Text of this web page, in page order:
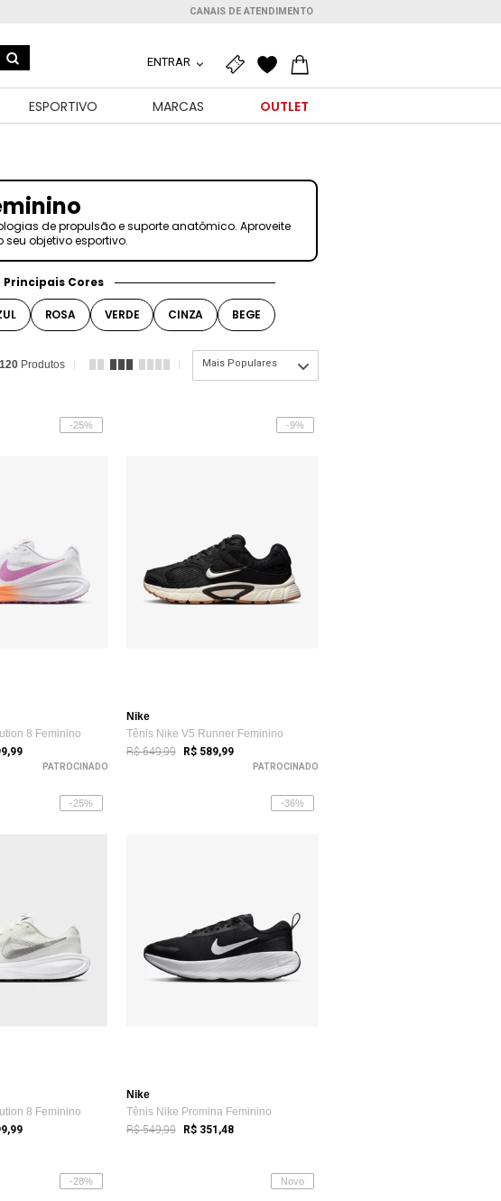
CANAIS DE ATENDIMENTO
ENTRAR
ESPORTIVO MARCAS OUTLET
de propulsão e suporte anatômico. Aproveite
objetivo esportivo.
Principais Cores
ROSA VERDE CINZA BEGE
120 Produtos Mais Populares
-25%
8 Feminino
PATROCINADO
-9%
Nike
Tênis Nike V5 Runner Feminino
R$ 649,99 R$ 589,99
PATROCINADO
-25%
8 Feminino
-36%
Nike
Tênis Nike Promina Feminino
R$ 549,99 R$ 351,48
-28% Novo